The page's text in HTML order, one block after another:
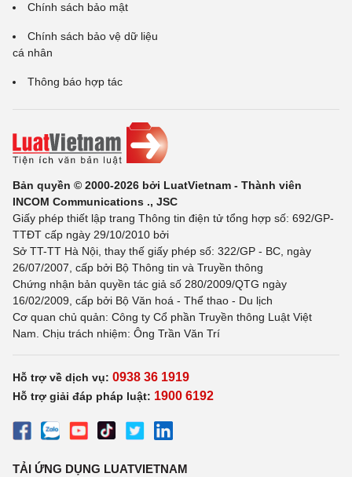
Chính sách bảo mật
Chính sách bảo vệ dữ liệu
cá nhân
Thông báo hợp tác
Bản quyền © 2000-2026 bởi LuatVietnam - Thành viên
INCOM Communications ., JSC
Giấy phép thiết lập trang Thông tin điện tử tổng hợp số: 692/GP-
TTĐT cấp ngày 29/10/2010 bởi
Sở TT-TT Hà Nội, thay thế giấy phép số: 322/GP - BC, ngày
26/07/2007, cấp bởi Bộ Thông tin và Truyền thông
Chứng nhận bản quyền tác giả số 280/2009/QTG ngày
16/02/2009, cấp bởi Bộ Văn hoá - Thể thao - Du lịch
Cơ quan chủ quản: Công ty Cổ phần Truyền thông Luật Việt
Nam. Chịu trách nhiệm: Ông Trần Văn Trí
Hỗ trợ về dịch vụ: 0938 36 1919
Hỗ trợ giải đáp pháp luật: 1900 6192
TẢI ỨNG DỤNG LUATVIETNAM